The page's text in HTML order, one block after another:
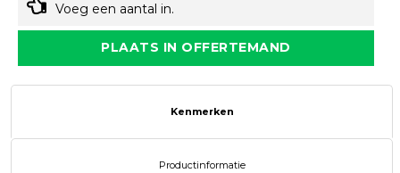
Voeg een aantal in.
PLAATS IN OFFERTEMAND
Kenmerken
Productinformatie